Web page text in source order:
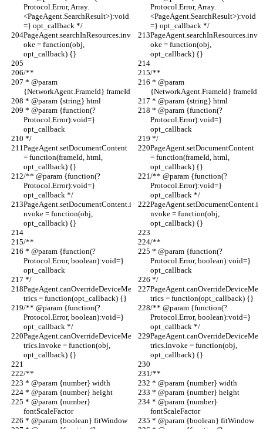
Protocol.Error, Array.
<PageAgent.SearchResult>):void
=} opt_callback */
Protocol.Error, Array.
<PageAgent.SearchResult>):void
=} opt_callback */
PageAgent.searchInResources.inv
oke = function(obj,
opt_callback) {}
PageAgent.searchInResources.inv
oke = function(obj,
opt_callback) {}
/**
/**
{NetworkAgent.FrameId} frameId
{NetworkAgent.FrameId} frameId
* @param {string} html
* @param {string} html
Protocol.Error):void=}
opt_callback
Protocol.Error):void=}
opt_callback
*/
*/
PageAgent.setDocumentContent
= function(frameId, html,
opt_callback) {}
PageAgent.setDocumentContent
= function(frameId, html,
opt_callback) {}
/** @param {function(?
Protocol.Error):void=}
opt_callback */
/** @param {function(?
Protocol.Error):void=}
opt_callback */
PageAgent.setDocumentContent.i
nvoke = function(obj,
opt_callback) {}
PageAgent.setDocumentContent.i
nvoke = function(obj,
opt_callback) {}
/**
/**
Protocol.Error, boolean):void=}
opt_callback
Protocol.Error, boolean):void=}
opt_callback
*/
*/
PageAgent.canOverrideDeviceMe
trics = function(opt_callback) {}
PageAgent.canOverrideDeviceMe
trics = function(opt_callback) {}
/** @param {function(?
Protocol.Error, boolean):void=}
opt_callback */
/** @param {function(?
Protocol.Error, boolean):void=}
opt_callback */
PageAgent.canOverrideDeviceMe
trics.invoke = function(obj,
opt_callback) {}
PageAgent.canOverrideDeviceMe
trics.invoke = function(obj,
opt_callback) {}
/**
/**
* @param {number} width
* @param {number} width
* @param {number} height
* @param {number} height
fontScaleFactor
fontScaleFactor
* @param {boolean} fitWindow
* @param {boolean} fitWindow